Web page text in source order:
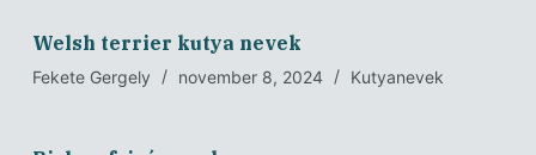
Welsh terrier kutya nevek
Fekete Gergely november 8, 2024 Kutyanevek